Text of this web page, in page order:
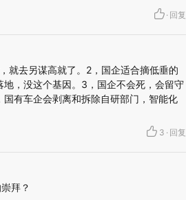
· 回复
就去另谋高就了。2，国企适合摘低垂的
，没这个基因。3，国企不会死，会留守
有车企会剥离和拆除自研部门，智能化
3 · 回复
拜？